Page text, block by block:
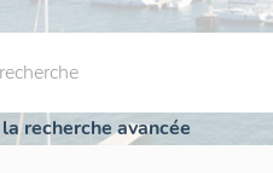
recherche avancée